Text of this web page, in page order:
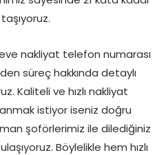
nakliyat telefon numarası
süreç hakkında detaylı
Kaliteli ve hızlı nakliyat
istiyor iseniz doğru
şoförlerimiz ile dilediğiniz
Böylelikle hem hızlı